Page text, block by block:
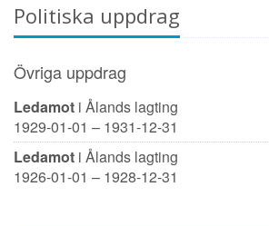
Politiska uppdrag
Övriga uppdrag
Ledamot i Ålands lagting
1929-01-01 – 1931-12-31
Ledamot i Ålands lagting
1926-01-01 – 1928-12-31